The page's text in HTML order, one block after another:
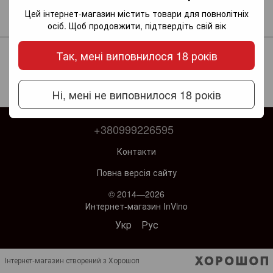
Цей інтернет-магазин містить товари для повнолітніх
осіб. Щоб продовжити, підтвердіть свій вік
Так, мені виповнилося 18 років
Ні, мені не виповнилося 18 років
солодке)
165 грн
солодке)
167 грн
+380999226595
Контакти
Повна версія сайту
© 2014—2026
Интернет-магазин InVino
Укр Рус
Інтернет-магазин створений з Хорошоп